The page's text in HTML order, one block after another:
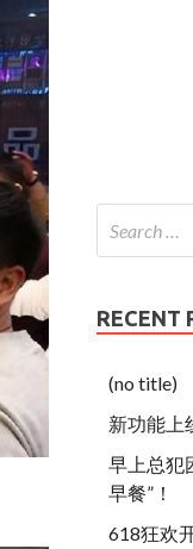
RECENT
(no title)
新功能上
早上总犯
早餐”！
618狂欢